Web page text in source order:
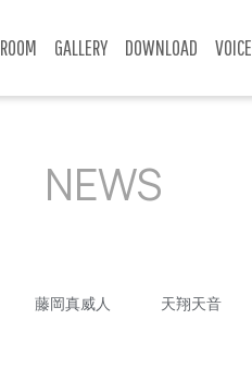
ROOM GALLERY DOWNLOAD VOICE
NEWS
藤岡真威人 天翔天音